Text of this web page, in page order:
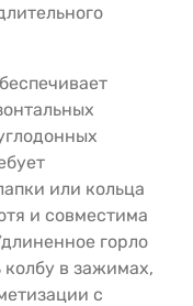
или кольца
и совместима
горло
колбу в зажимах,
с